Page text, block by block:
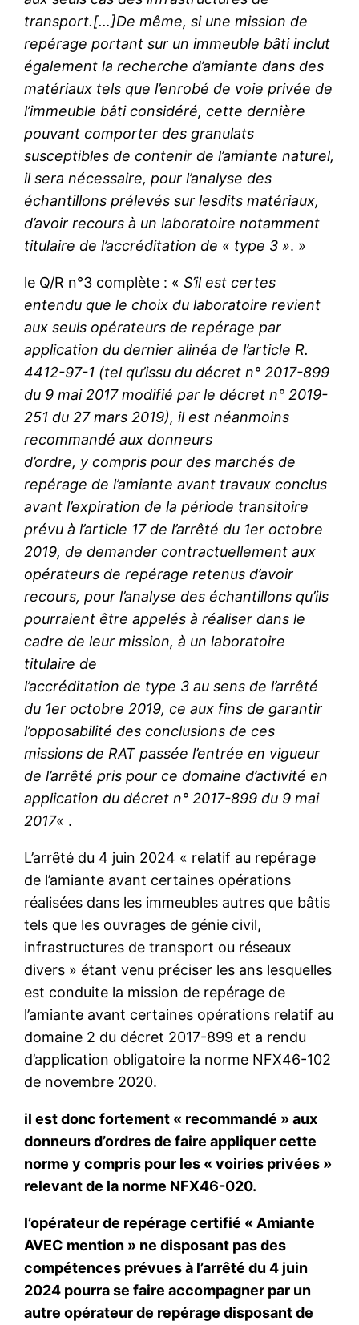
transport.[…]De même, si une mission de
repérage portant sur un immeuble bâti inclut
également la recherche d’amiante dans des
matériaux tels que l’enrobé de voie privée de
l’immeuble bâti considéré, cette dernière
pouvant comporter des granulats
susceptibles de contenir de l’amiante naturel,
il sera nécessaire, pour l’analyse des
échantillons prélevés sur lesdits matériaux,
d’avoir recours à un laboratoire notamment
titulaire de l’accréditation de « type 3 ». »
le Q/R n°3 complète : «S’il est certes
entendu que le choix du laboratoire revient
aux seuls opérateurs de repérage par
application du dernier alinéa de l’article R.
4412-97-1 (tel qu’issu du décret n° 2017-899
du 9 mai 2017 modifié par le décret n° 2019-
251 du 27 mars 2019), il est néanmoins
recommandé aux donneurs
d’ordre, y compris pour des marchés de
repérage de l’amiante avant travaux conclus
avant l’expiration de la période transitoire
prévu à l’article 17 de l’arrêté du 1er octobre
2019, de demander contractuellement aux
opérateurs de repérage retenus d’avoir
recours, pour l’analyse des échantillons qu’ils
pourraient être appelés à réaliser dans le
cadre de leur mission, à un laboratoire
titulaire de
l’accréditation de type 3 au sens de l’arrêté
du 1er octobre 2019, ce aux fins de garantir
l’opposabilité des conclusions de ces
missions de RAT passée l’entrée en vigueur
de l’arrêté pris pour ce domaine d’activité en
application du décret n° 2017-899 du 9 mai
2017« .
L’arrêté du 4 juin 2024 « relatif au repérage
de l’amiante avant certaines opérations
réalisées dans les immeubles autres que bâtis
tels que les ouvrages de génie civil,
infrastructures de transport ou réseaux
divers » étant venu préciser les ans lesquelles
est conduite la mission de repérage de
l’amiante avant certaines opérations relatif au
domaine 2 du décret 2017-899 et a rendu
d’application obligatoire la norme NFX46-102
de novembre 2020.
il est donc fortement « recommandé » aux
donneurs d’ordres de faire appliquer cette
norme y compris pour les « voiries privées »
relevant de la norme NFX46-020.
l’opérateur de repérage certifié « Amiante
AVEC mention » ne disposant pas des
compétences prévues à l’arrêté du 4 juin
2024 pourra se faire accompagner par un
autre opérateur de repérage disposant de